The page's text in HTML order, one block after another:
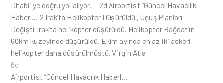
Dhabi’ ye doğru yol alıyor. 2d Airportist “Güncel Havacılık
Haberl… 2 Irak’ta Helikopter Düşürüldü , Uçuş Planları
Değişti Irak’ta helikopter düşürüldü. Helikopter Bağdat’ın
60km kuzeyinde düşürüldü. Ekim ayında en az iki askeri
helikopter daha düşürülmüştü. Virgin Atla
6d
Airportist “Güncel Havacılık Haberl…